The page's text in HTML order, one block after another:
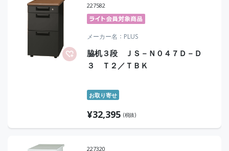
227582
メーカー名 PLUS
脇机３段 ＪＳ－Ｎ０４７Ｄ－Ｄ
３ Ｔ２／ＴＢＫ
お取り寄せ
¥32,395 (税抜)
227320